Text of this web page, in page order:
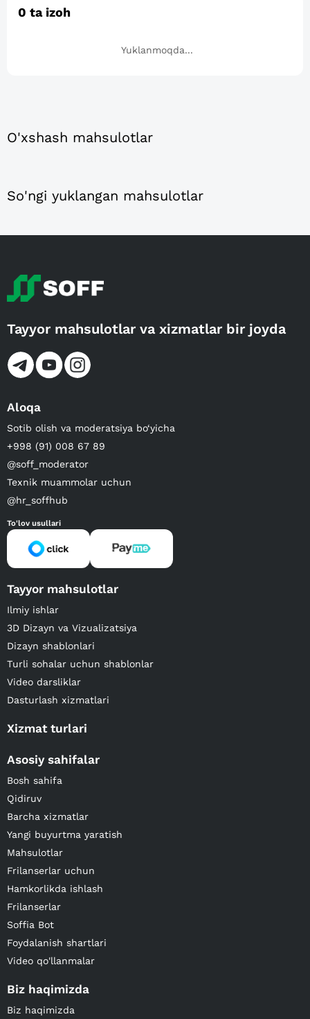
0 ta izoh
Yuklanmoqda...
O'xshash mahsulotlar
So'ngi yuklangan mahsulotlar
Tayyor mahsulotlar va xizmatlar bir joyda
Aloqa
Sotib olish va moderatsiya bo‘yicha
+998 (91) 008 67 89
@soff_moderator
Texnik muammolar uchun
@hr_soffhub
To'lov usullari
Tayyor mahsulotlar
Ilmiy ishlar
3D Dizayn va Vizualizatsiya
Dizayn shablonlari
Turli sohalar uchun shablonlar
Video darsliklar
Dasturlash xizmatlari
Xizmat turlari
Asosiy sahifalar
Bosh sahifa
Qidiruv
Barcha xizmatlar
Yangi buyurtma yaratish
Mahsulotlar
Frilanserlar uchun
Hamkorlikda ishlash
Frilanserlar
Soffia Bot
Foydalanish shartlari
Video qo'llanmalar
Biz haqimizda
Biz haqimizda